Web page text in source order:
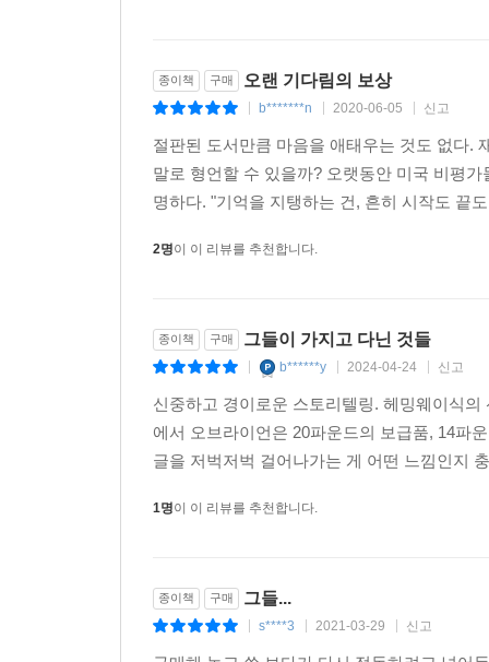
“하지만 이 또한 진실이다. 이야기는 우리를 구
계속 꾼다. 테드 라벤더도 마찬가지고 카이오와
내가 한때 시신을 들어 트럭에 털썩 던져 넣은
웃음을 지으며 일어앉아 세상으로 돌아온다.”
재회하고, 죽음이 이별만은 아님을 말하고, 그렇
중 자기가 죽인 사람, 어린 시절 뇌종양으로 죽은
그에 대한 수용을 전쟁의 경험에 빗대어, 소설이
없는 것들을 기억하게 해주며, 죽음과 삶이라는
이야기한다.
“마흔세 살, 전쟁은 반평생 전의 일이 되었으나
영원의 시간을 위해 존재한다.”
-55쪽
드문데, 이 책에 실린 두세 꼭지는 전쟁에 관해 쓴
- 뉴스위크
오브라이언의 이야기는 누구의 것과도 닮지 않
사실 평화에 대한 갈망을 다룬 것이다?전쟁에 대
결코 일어나지 않은 진실을 열정적으로, 우아하게
- 샬럿 옵서버
대가의 붓놀림 같은 형식과 이미지. 오브라이언
이야기한다. 『카차토를 쫓아서』가 베트남에 관
- 리치먼드 타임스 디스패치
지독한 책. 앞으로 이만한 진짜를 읽기는 어려울 것
읽는 내내 믿을 수 없을 정도로 평범한, 인간적
존재한다.
종이책 구매 오랜 기다림의 보상
b*******n 2020-06-05 신고
절판된 도서만큼 마음을 애태우는 것도 없다.
말로 형언할 수 있을까? 오랫동안 미국 비평
명하다. "기억을 지탱하는 건, 흔히 시작도 끝
2명이 이 리뷰를 추천합니다.
종이책 구매 그들이 가지고 다닌 것들
b******y 2024-04-24 신고
신중하고 경이로운 스토리텔링. 헤밍웨이식
에서 오브라이언은 20파운드의 보급품, 14파
글을 저벅저벅 걸어나가는 게 어떤 느낌인지
1명이 이 리뷰를 추천합니다.
종이책 구매 그들...
s****3 2021-03-29 신고